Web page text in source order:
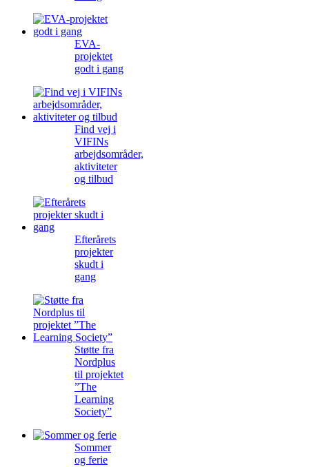
EVA-
projektet
godt i gang
Find vej i
VIFINs
arbejdsområder,
aktiviteter
og tilbud
Efterårets
projekter
skudt i
gang
Støtte fra
Nordplus
til projektet
”The
Learning
Society”
Sommer
og ferie